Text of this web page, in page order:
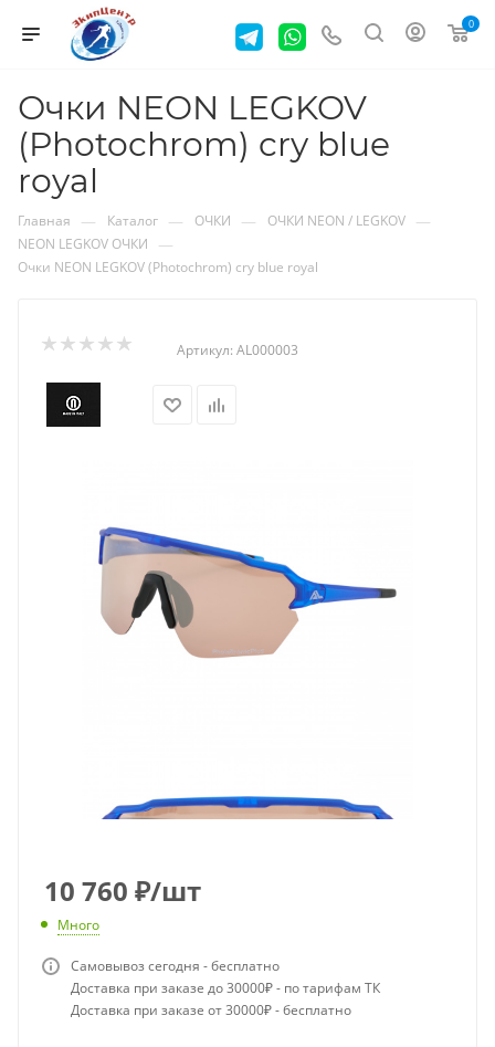
0
Очки NEON LEGKOV
(Photochrom) cry blue
royal
Главная — Каталог — ОЧКИ — ОЧКИ NEON / LEGKOV —
NEON LEGKOV ОЧКИ —
Очки NEON LEGKOV (Photochrom) cry blue royal
Артикул: AL000003
10 760 ₽/шт
Много
Самовывоз сегодня - бесплатно
Доставка при заказе до 30000₽ - по тарифам ТК
Доставка при заказе от 30000₽ - бесплатно